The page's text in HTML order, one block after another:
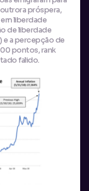
próspera,
liberdade
de liberdade
e a percepção de
pontos, rank
falido.